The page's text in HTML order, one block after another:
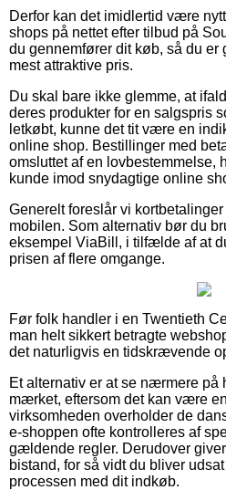
Derfor kan det imidlertid være
shops på nettet efter tilbud på
du gennemfører dit køb, så du er
mest attraktive pris.
Du skal bare ikke glemme, at
deres produkter for en salgspris
letkøbt, kunne det tit være en
online shop. Bestillinger med
omsluttet af en lovbestemmelse,
kunde imod snydagtige online
Generelt foreslår vi
mobilen. Som alternativ bør du
eksempel ViaBill, i tilfælde af at
prisen af flere omgange.
Før folk handler i en Twentieth
man helt sikkert betragte
det naturligvis en tidskrævende
Et alternativ er at se nærmere på
mærket, eftersom det kan være
virksomheden overholder de
e-shoppen ofte kontrolleres af
gældende regler. Derudover
bistand, for så vidt du bliver
processen med dit indkøb.